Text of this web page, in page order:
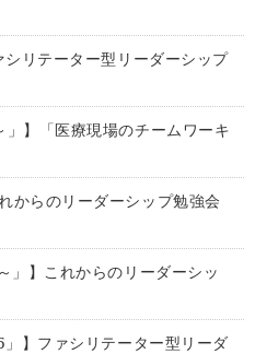
リテーター型リーダーシップ
】「医療現場のチームワーキ
からのリーダーシップ勉強会
」】これからのリーダーシッ
】ファシリテーター型リーダ